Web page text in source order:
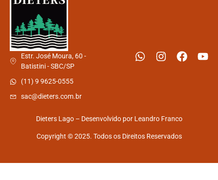
Estr. José Moura, 60 -
Batistini - SBC/SP
(11) 9 9625-0555
sac@dieters.com.br
Dieters Lago – Desenvolvido por Leandro Franco
Copyright © 2025. Todos os Direitos Reservados